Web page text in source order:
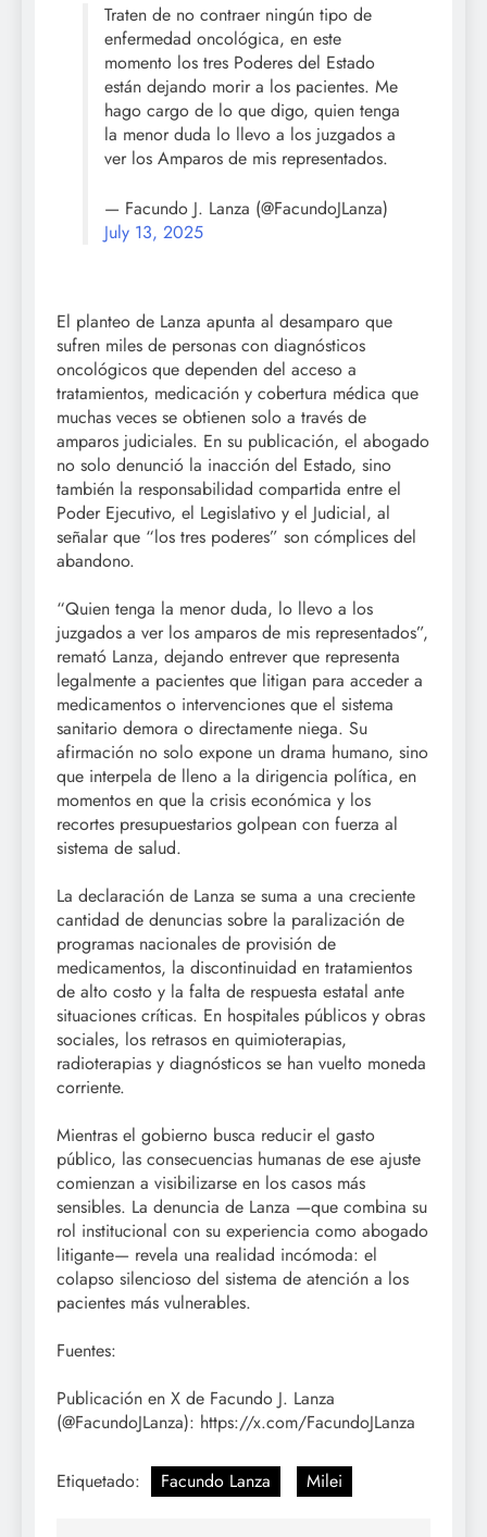
Traten de no contraer ningún tipo de
enfermedad oncológica, en este
momento los tres Poderes del Estado
están dejando morir a los pacientes. Me
hago cargo de lo que digo, quien tenga
la menor duda lo llevo a los juzgados a
ver los Amparos de mis representados.
— Facundo J. Lanza (@FacundoJLanza)
July 13, 2025
El planteo de Lanza apunta al desamparo que
sufren miles de personas con diagnósticos
oncológicos que dependen del acceso a
tratamientos, medicación y cobertura médica que
muchas veces se obtienen solo a través de
amparos judiciales. En su publicación, el abogado
no solo denunció la inacción del Estado, sino
también la responsabilidad compartida entre el
Poder Ejecutivo, el Legislativo y el Judicial, al
señalar que “los tres poderes” son cómplices del
abandono.
“Quien tenga la menor duda, lo llevo a los
juzgados a ver los amparos de mis representados”,
remató Lanza, dejando entrever que representa
legalmente a pacientes que litigan para acceder a
medicamentos o intervenciones que el sistema
sanitario demora o directamente niega. Su
afirmación no solo expone un drama humano, sino
que interpela de lleno a la dirigencia política, en
momentos en que la crisis económica y los
recortes presupuestarios golpean con fuerza al
sistema de salud.
La declaración de Lanza se suma a una creciente
cantidad de denuncias sobre la paralización de
programas nacionales de provisión de
medicamentos, la discontinuidad en tratamientos
de alto costo y la falta de respuesta estatal ante
situaciones críticas. En hospitales públicos y obras
sociales, los retrasos en quimioterapias,
radioterapias y diagnósticos se han vuelto moneda
corriente.
Mientras el gobierno busca reducir el gasto
público, las consecuencias humanas de ese ajuste
comienzan a visibilizarse en los casos más
sensibles. La denuncia de Lanza —que combina su
rol institucional con su experiencia como abogado
litigante— revela una realidad incómoda: el
colapso silencioso del sistema de atención a los
pacientes más vulnerables.
Fuentes:
Publicación en X de Facundo J. Lanza
(@FacundoJLanza): https://x.com/FacundoJLanza
Etiquetado: Facundo Lanza Milei